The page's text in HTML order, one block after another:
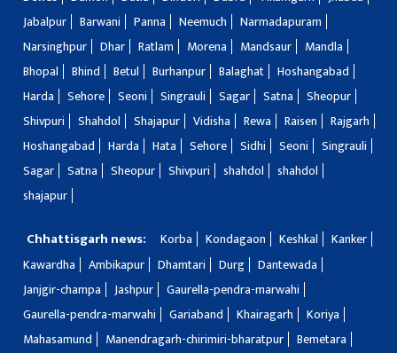
Jabalpur
Barwani Panna Neemuch
Narmadapuram
Narsinghpur
Dhar Ratlam Morena Mandsaur
Mandla
Bhopal
Bhind Betul Burhanpur Balaghat
Hoshangabad
Harda
Sehore Seoni Singrauli Sagar Satna
Sheopur
Shivpuri
Shahdol Shajapur Vidisha Rewa Raisen
Rajgarh
Hoshangabad
Harda Hata Sehore Sidhi Seoni
Singrauli
Sagar
Satna Sheopur Shivpuri shahdol
shahdol
shajapur
Chhattisgarh news: Korba Kondagaon Keshkal
Kanker
Kawardha
Ambikapur Dhamtari Durg
Dantewada
Janjgir-champa
Jashpur
Gaurella-pendra-marwahi
Gaurella-pendra-marwahi
Gariaband Khairagarh
Koriya
Mahasamund
Manendragarh-chirimiri-bharatpur
Bemetara